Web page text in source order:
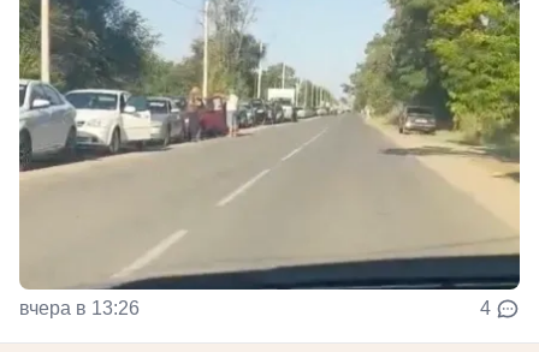
вчера в 13:26 4